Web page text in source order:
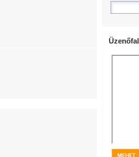
Üzenőfal